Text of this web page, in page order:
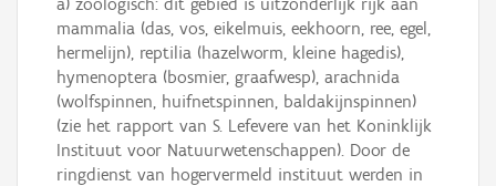
mammalia (das, vos, eikelmuis, eekhoorn, ree, egel,
hermelijn), reptilia (hazelworm, kleine hagedis),
hymenoptera (bosmier, graafwesp), arachnida
(wolfspinnen, huifnetspinnen, baldakijnspinnen)
(zie het rapport van S. Lefevere van het Koninklijk
Instituut voor Natuurwetenschappen). Door de
ringdienst van hogervermeld instituut werden in